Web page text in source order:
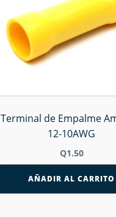
Terminal de Empalme
12-10AWG
Q1.50
AÑADIR AL CARRITO